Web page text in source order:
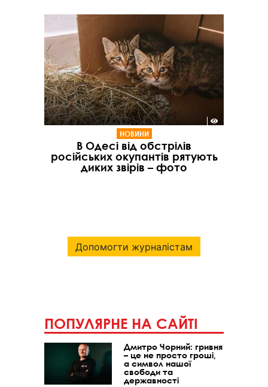
НОВИНИ
В Одесі від обстрілів
російських окупантів рятують
диких звірів – фото
Допомогти журналістам
ПОПУЛЯРНЕ НА САЙТІ
Дмитро Чорний: гривня
– це не просто гроші,
а символ нашої
свободи та
державності